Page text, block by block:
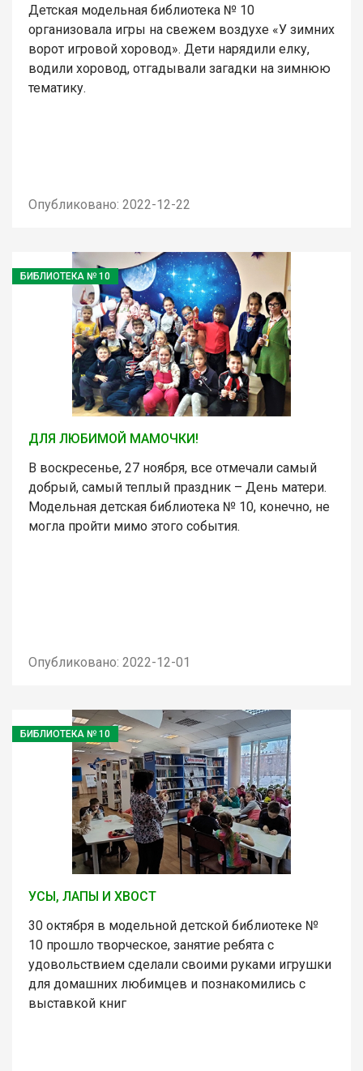
Детская модельная библиотека № 10
организовала игры на свежем воздухе «У зимних
ворот игровой хоровод». Дети нарядили елку,
водили хоровод, отгадывали загадки на зимнюю
тематику.
Опубликовано: 2022-12-22
БИБЛИОТЕКА № 10
ДЛЯ ЛЮБИМОЙ МАМОЧКИ!
В воскресенье, 27 ноября, все отмечали самый
добрый, самый теплый праздник – День матери.
Модельная детская библиотека № 10, конечно, не
могла пройти мимо этого события.
Опубликовано: 2022-12-01
БИБЛИОТЕКА № 10
УСЫ, ЛАПЫ И ХВОСТ
30 октября в модельной детской библиотеке №
10 прошло творческое, занятие ребята с
удовольствием сделали своими руками игрушки
для домашних любимцев и познакомились с
выставкой книг